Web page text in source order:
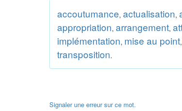
accoutumance, actualisation,
appropriation, arrangement,
implémentation, mise au point,
transposition.
Signaler une erreur sur ce mot.